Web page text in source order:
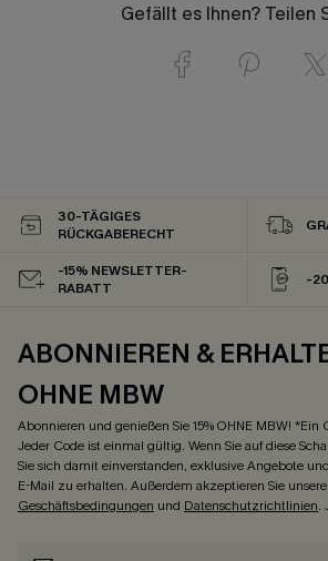
Gefällt es Ihnen? Teilen
30-TÄGIGES
RÜCKGABERECHT
-15% NEWSLETTER-
RABATT
-
ABONNIEREN &
OHNE MBW
Abonnieren und genießen Sie 15% OHNE MBW! *Ein
Jeder Code ist einmal gültig. Wenn Sie auf diese
Sie sich damit einverstanden, exklusive Angebote
E-Mail zu erhalten. Außerdem akzeptieren Sie unsere
Geschäftsbedingungen und Datenschutzrichtlinien.